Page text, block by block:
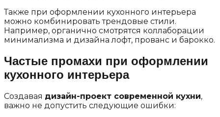
Также при оформлении кухонного интерьера
можно комбинировать трендовые стили.
Например, органично смотрятся коллаборации
минимализма и дизайна лофт, прованс и барокко.
Частые промахи при оформлении
кухонного интерьера
Создавая дизайн-проект современной кухни,
важно не допустить следующие ошибки: